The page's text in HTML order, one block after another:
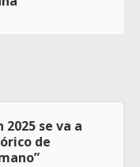
2025 se va a
de